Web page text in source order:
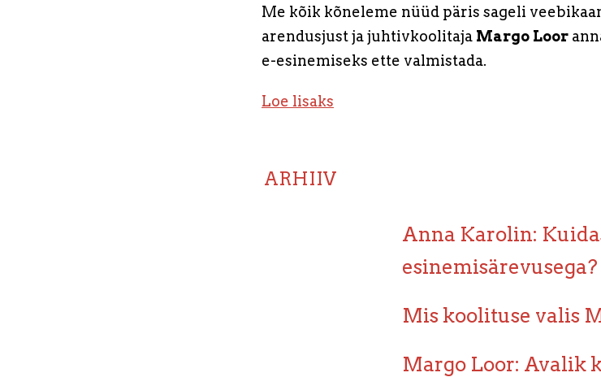
Me kõik kõneleme nüüd päris sageli
arendusjust ja juhtivkoolitaja Margo Loor
e-esinemiseks ette valmistada.
Loe lisaks
ARHIIV
Anna Karolin:
esinemisärevusega?
Mis koolituse valis
Margo Loor: Avalik